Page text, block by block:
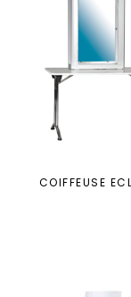
COIFFEUSE